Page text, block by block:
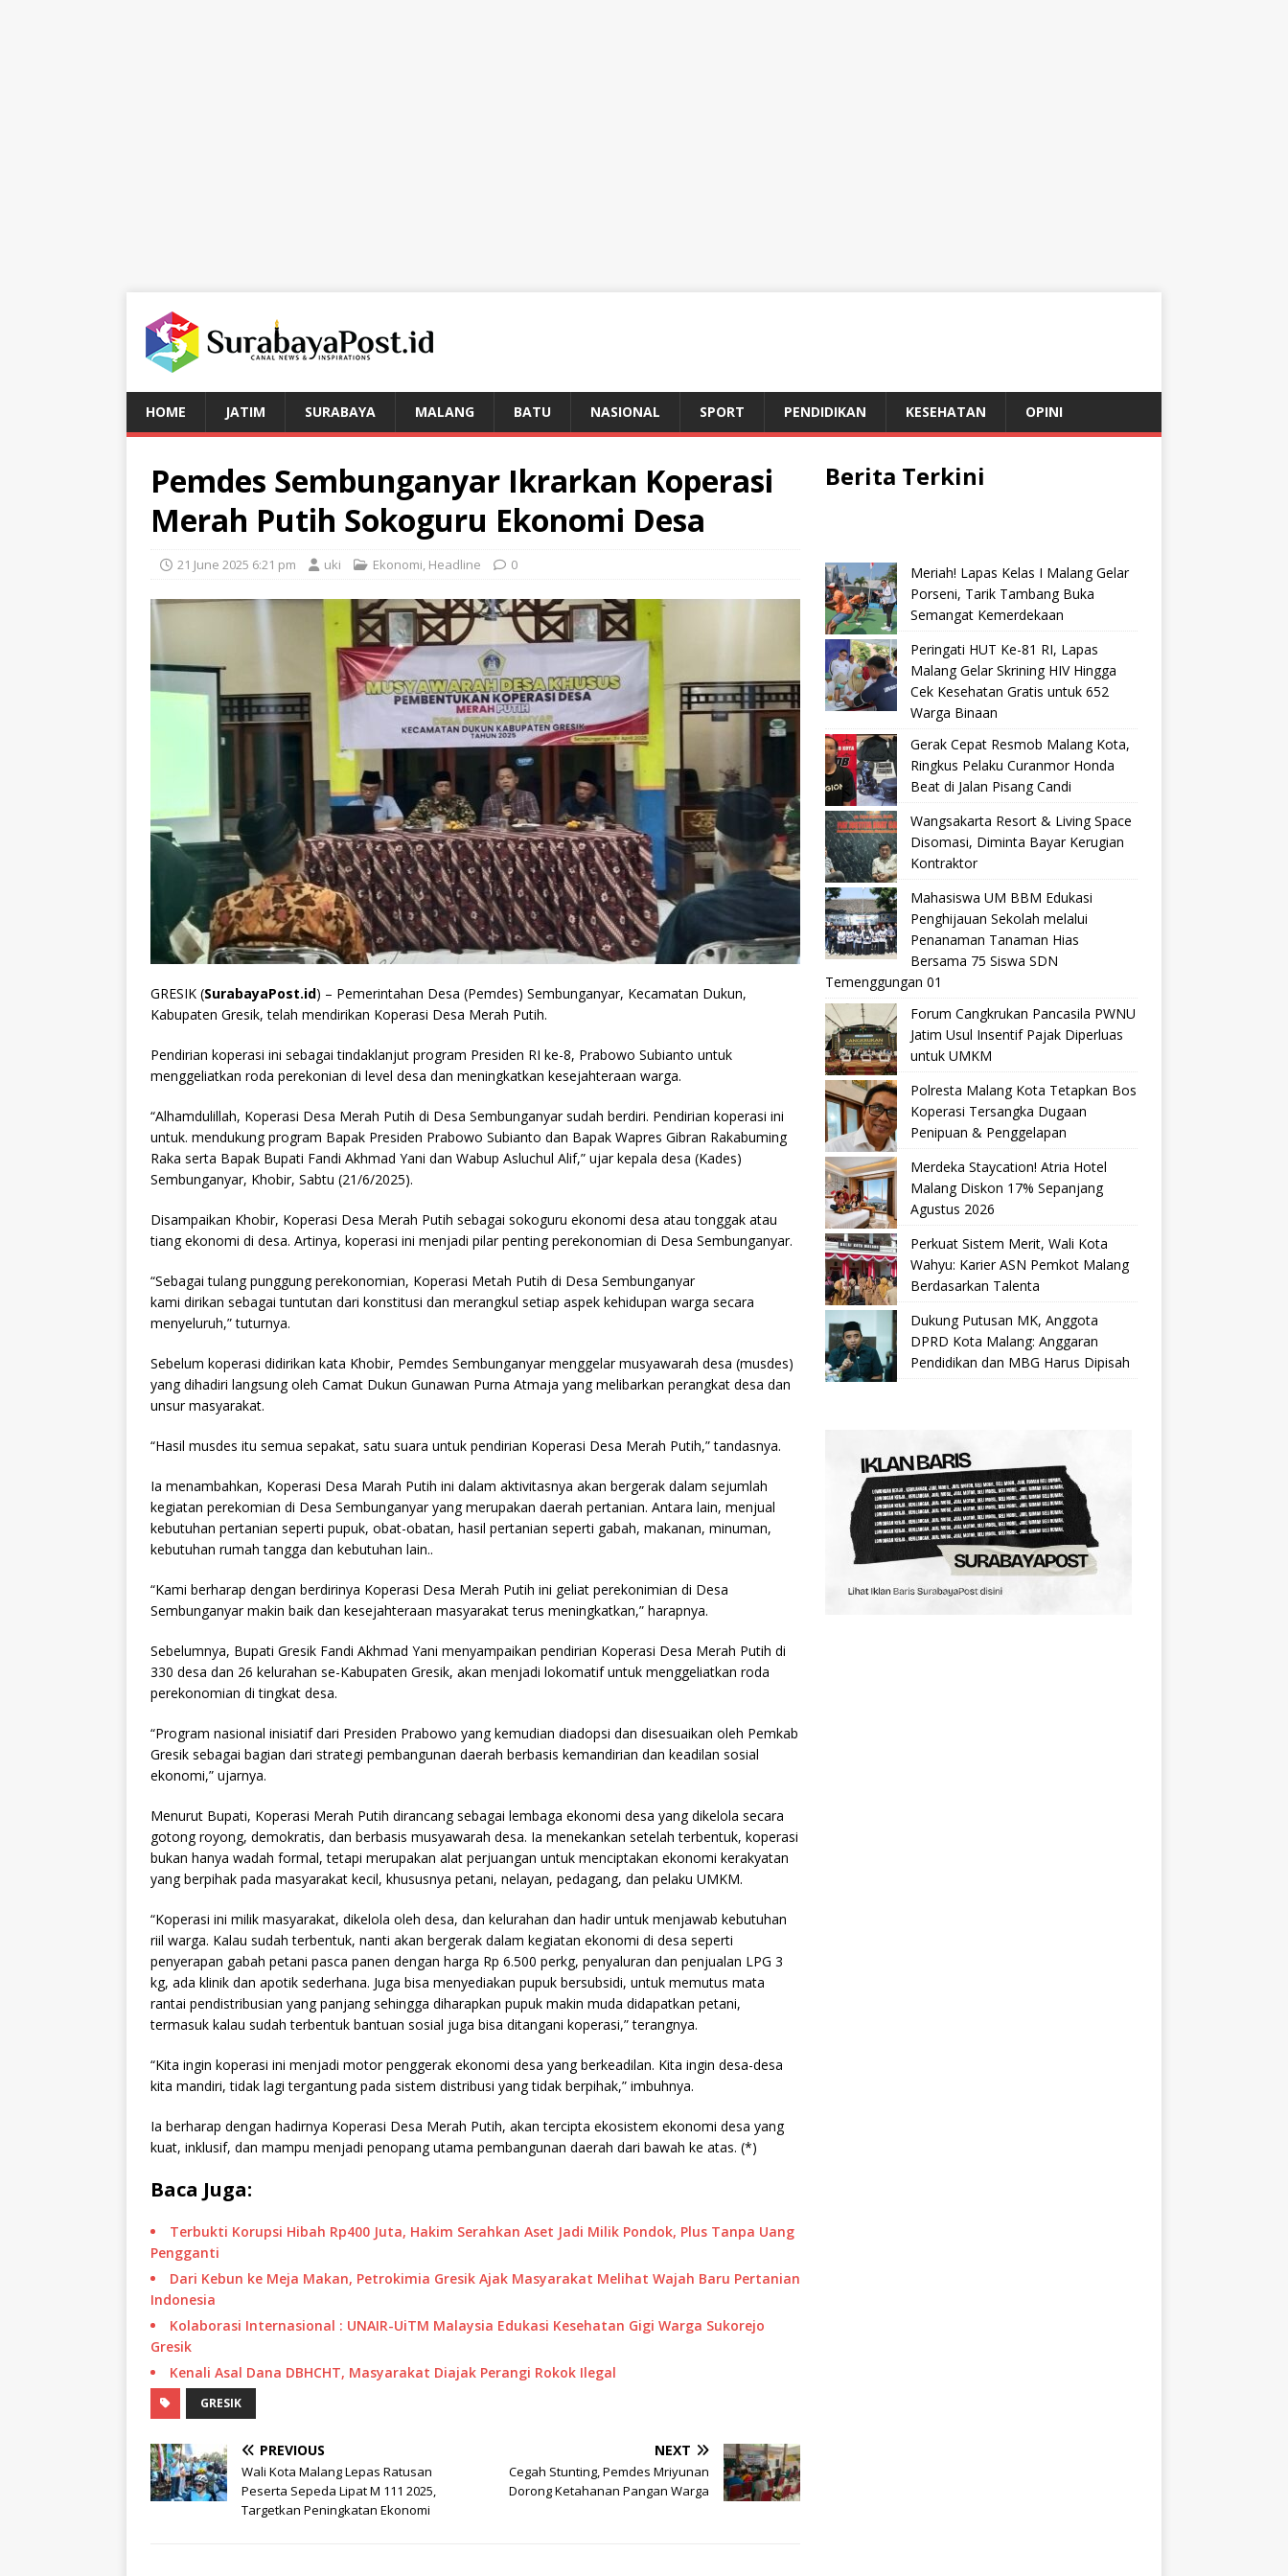
HOME JATIM SURABAYA MALANG BATU NASIONAL SPORT PENDIDIKAN KESEHATAN OPINI
Pemdes Sembunganyar Ikrarkan Koperasi
Merah Putih Sokoguru Ekonomi Desa
21 June 2025 6:21 pm uki Ekonomi, Headline 0
GRESIK (SurabayaPost.id) – Pemerintahan Desa (Pemdes) Sembunganyar, Kecamatan Dukun,
Kabupaten Gresik, telah mendirikan Koperasi Desa Merah Putih.
Pendirian koperasi ini sebagai tindaklanjut program Presiden RI ke-8, Prabowo Subianto untuk
menggeliatkan roda perekonian di level desa dan meningkatkan kesejahteraan warga.
“Alhamdulillah, Koperasi Desa Merah Putih di Desa Sembunganyar sudah berdiri. Pendirian koperasi ini
untuk. mendukung program Bapak Presiden Prabowo Subianto dan Bapak Wapres Gibran Rakabuming
Raka serta Bapak Bupati Fandi Akhmad Yani dan Wabup Asluchul Alif,” ujar kepala desa (Kades)
Sembunganyar, Khobir, Sabtu (21/6/2025).
Disampaikan Khobir, Koperasi Desa Merah Putih sebagai sokoguru ekonomi desa atau tonggak atau
tiang ekonomi di desa. Artinya, koperasi ini menjadi pilar penting perekonomian di Desa Sembunganyar.
“Sebagai tulang punggung perekonomian, Koperasi Metah Putih di Desa Sembunganyar
kami dirikan sebagai tuntutan dari konstitusi dan merangkul setiap aspek kehidupan warga secara
menyeluruh,” tuturnya.
Sebelum koperasi didirikan kata Khobir, Pemdes Sembunganyar menggelar musyawarah desa (musdes)
yang dihadiri langsung oleh Camat Dukun Gunawan Purna Atmaja yang melibarkan perangkat desa dan
unsur masyarakat.
“Hasil musdes itu semua sepakat, satu suara untuk pendirian Koperasi Desa Merah Putih,” tandasnya.
Ia menambahkan, Koperasi Desa Marah Putih ini dalam aktivitasnya akan bergerak dalam sejumlah
kegiatan perekomian di Desa Sembunganyar yang merupakan daerah pertanian. Antara lain, menjual
kebutuhan pertanian seperti pupuk, obat-obatan, hasil pertanian seperti gabah, makanan, minuman,
kebutuhan rumah tangga dan kebutuhan lain..
“Kami berharap dengan berdirinya Koperasi Desa Merah Putih ini geliat perekonimian di Desa
Sembunganyar makin baik dan kesejahteraan masyarakat terus meningkatkan,” harapnya.
Sebelumnya, Bupati Gresik Fandi Akhmad Yani menyampaikan pendirian Koperasi Desa Merah Putih di
330 desa dan 26 kelurahan se-Kabupaten Gresik, akan menjadi lokomatif untuk menggeliatkan roda
perekonomian di tingkat desa.
“Program nasional inisiatif dari Presiden Prabowo yang kemudian diadopsi dan disesuaikan oleh Pemkab
Gresik sebagai bagian dari strategi pembangunan daerah berbasis kemandirian dan keadilan sosial
ekonomi,” ujarnya.
Menurut Bupati, Koperasi Merah Putih dirancang sebagai lembaga ekonomi desa yang dikelola secara
gotong royong, demokratis, dan berbasis musyawarah desa. Ia menekankan setelah terbentuk, koperasi
bukan hanya wadah formal, tetapi merupakan alat perjuangan untuk menciptakan ekonomi kerakyatan
yang berpihak pada masyarakat kecil, khususnya petani, nelayan, pedagang, dan pelaku UMKM.
“Koperasi ini milik masyarakat, dikelola oleh desa, dan kelurahan dan hadir untuk menjawab kebutuhan
riil warga. Kalau sudah terbentuk, nanti akan bergerak dalam kegiatan ekonomi di desa seperti
penyerapan gabah petani pasca panen dengan harga Rp 6.500 perkg, penyaluran dan penjualan LPG 3
kg, ada klinik dan apotik sederhana. Juga bisa menyediakan pupuk bersubsidi, untuk memutus mata
rantai pendistribusian yang panjang sehingga diharapkan pupuk makin muda didapatkan petani,
termasuk kalau sudah terbentuk bantuan sosial juga bisa ditangani koperasi,” terangnya.
“Kita ingin koperasi ini menjadi motor penggerak ekonomi desa yang berkeadilan. Kita ingin desa-desa
kita mandiri, tidak lagi tergantung pada sistem distribusi yang tidak berpihak,” imbuhnya.
Ia berharap dengan hadirnya Koperasi Desa Merah Putih, akan tercipta ekosistem ekonomi desa yang
kuat, inklusif, dan mampu menjadi penopang utama pembangunan daerah dari bawah ke atas. (*)
Baca Juga:
Terbukti Korupsi Hibah Rp400 Juta, Hakim Serahkan Aset Jadi Milik Pondok, Plus Tanpa Uang
Pengganti
Dari Kebun ke Meja Makan, Petrokimia Gresik Ajak Masyarakat Melihat Wajah Baru Pertanian
Indonesia
Kolaborasi Internasional : UNAIR-UiTM Malaysia Edukasi Kesehatan Gigi Warga Sukorejo
Gresik
Kenali Asal Dana DBHCHT, Masyarakat Diajak Perangi Rokok Ilegal
GRESIK
PREVIOUS
Wali Kota Malang Lepas Ratusan
Peserta Sepeda Lipat M 111 2025,
Targetkan Peningkatan Ekonomi
NEXT
Cegah Stunting, Pemdes Mriyunan
Dorong Ketahanan Pangan Warga
Berita Terkini
Meriah! Lapas Kelas I Malang Gelar
Porseni, Tarik Tambang Buka
Semangat Kemerdekaan
Peringati HUT Ke-81 RI, Lapas
Malang Gelar Skrining HIV Hingga
Cek Kesehatan Gratis untuk 652
Warga Binaan
Gerak Cepat Resmob Malang Kota,
Ringkus Pelaku Curanmor Honda
Beat di Jalan Pisang Candi
Wangsakarta Resort & Living Space
Disomasi, Diminta Bayar Kerugian
Kontraktor
Mahasiswa UM BBM Edukasi
Penghijauan Sekolah melalui
Penanaman Tanaman Hias
Bersama 75 Siswa SDN
Temenggungan 01
Forum Cangkrukan Pancasila PWNU
Jatim Usul Insentif Pajak Diperluas
untuk UMKM
Polresta Malang Kota Tetapkan Bos
Koperasi Tersangka Dugaan
Penipuan & Penggelapan
Merdeka Staycation! Atria Hotel
Malang Diskon 17% Sepanjang
Agustus 2026
Perkuat Sistem Merit, Wali Kota
Wahyu: Karier ASN Pemkot Malang
Berdasarkan Talenta
Dukung Putusan MK, Anggota
DPRD Kota Malang: Anggaran
Pendidikan dan MBG Harus Dipisah